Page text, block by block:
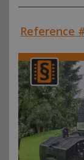
Reference